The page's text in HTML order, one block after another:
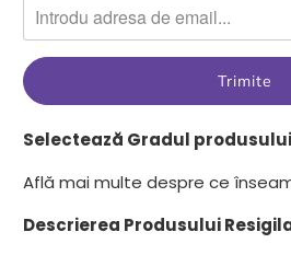
cand
produsul
{{
product
devine
disponibil
{{
Selectează Gradul
Află mai multe despre ce
Descrierea Produsului